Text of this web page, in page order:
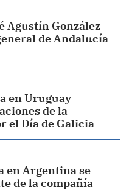
Agustín González
de Andalucía
en Uruguay
de la
el Día de Galicia
en Argentina se
de la compañía